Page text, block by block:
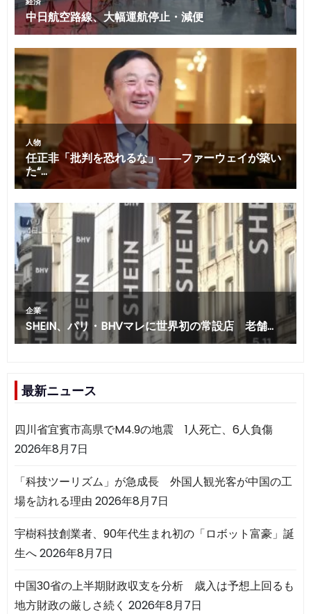
最新ニュース
四川省宜賓市高県でM4.9の地震 1人死亡、6人負傷
2026年8月7日
「科技ツーリズム」が急成長 外国人観光客が中国の工
場を訪れる理由 2026年8月7日
宇樹科技創業者、90年代生まれ初の「ロボット富豪」誕
生へ2026年8月7日
中国30省の上半期財政収支を分析 歳入は予想上回るも
地方財政の厳しさ続く 2026年8月7日